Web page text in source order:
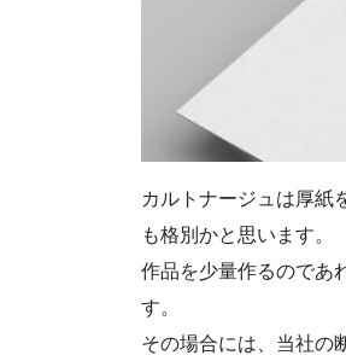
カルトナージュは厚紙
も格別かと思います。
作品を少量作るのであ
す。
その場合には、当社の